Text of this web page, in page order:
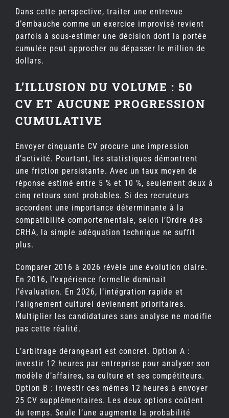
Dans cette perspective, traiter une entrevue
d’embauche comme un exercice improvisé revient
parfois à sous-estimer une décision dont la portée
cumulée peut approcher ou dépasser le million de
dollars.
L’ILLUSION DU VOLUME : 50
CV ET AUCUNE PROGRESSION
CUMULATIVE
Envoyer cinquante CV procure une impression
d’activité. Pourtant, les statistiques démontrent
une friction persistante. Avec un taux moyen de
réponse estimé entre 5 % et 10 %, seulement deux à
cinq retours sont probables. Si des recruteurs
accordent une importance déterminante à la
compatibilité comportementale, selon l’Ordre des
CRHA, la simple adéquation technique ne suffit
plus.
Comparer 2016 à 2026 révèle une évolution claire.
En 2016, l’expérience formelle dominait
l’évaluation. En 2026, l’intégration rapide et
l’alignement culturel deviennent prioritaires.
Multiplier les candidatures sans analyse ne modifie
pas cette réalité.
L’arbitrage dérangeant est concret. Option A :
investir 12 heures par entreprise pour analyser son
modèle d’affaires, sa culture et ses compétiteurs.
Option B : investir ces mêmes 12 heures à envoyer
25 CV supplémentaires. Les deux options coûtent
du temps. Seule l’une augmente la probabilité